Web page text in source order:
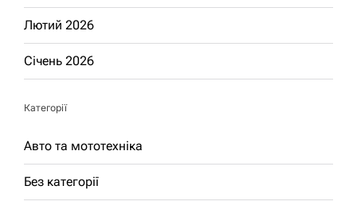
Лютий 2026
Січень 2026
Категорії
Авто та мототехніка
Без категорії